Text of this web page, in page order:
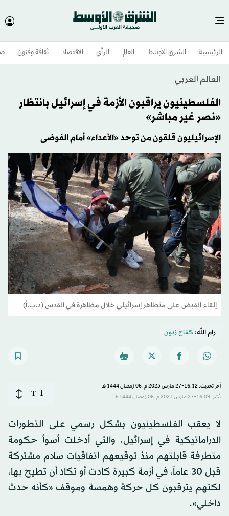
الرئيسية الشرق الأوسط​ العالم الرأي الاقتصاد ثقافة وفنون
العالم العربي
الفلسطينيون يراقبون الأزمة في إسرائيل بانتظار
«نصر غير مباشر»
الإسرائيليون قلقون من توحد «الأعداء» أمام الفوضى
إلقاء القبض على متظاهر إسرائيلي خلال مظاهرة في القدس (د.ب.أ)
رام الله: كفاح زبون
آخر تحديث: 16:12-27 مارس 2023 م ـ 06 رَمضان 1444 هـ
نُشر: 16:09-27 مارس 2023 م ـ 06 رَمضان 1444 هـ
T
T
لا يعقب الفلسطينيون بشكل رسمي على التطورات
الدراماتيكية في إسرائيل، والتي أدخلت أسوأ حكومة
متطرفة قابلتهم منذ توقيعهم اتفاقيات سلام مشتركة
قبل 30 عاماً، في أزمة كبيرة كادت أو تكاد أن تطيح بها،
لكنهم يترقبون كل حركة وهمسة وموقف «كأنه حدث
داخلي».